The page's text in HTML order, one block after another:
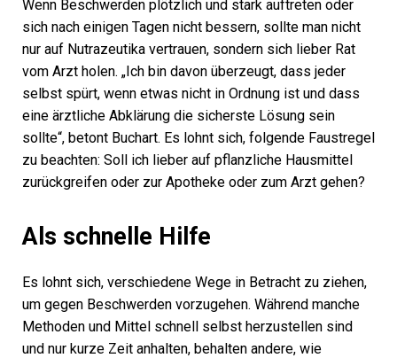
Wenn Beschwerden plötzlich und stark auftreten oder
sich nach einigen Tagen nicht bessern, sollte man nicht
nur auf Nutrazeutika vertrauen, sondern sich lieber Rat
vom Arzt holen. „Ich bin davon überzeugt, dass jeder
selbst spürt, wenn etwas nicht in Ordnung ist und dass
eine ärztliche Abklärung die sicherste Lösung sein
sollte“, betont Buchart. Es lohnt sich, folgende Faustregel
zu beachten: Soll ich lieber auf pflanzliche Hausmittel
zurückgreifen oder zur Apotheke oder zum Arzt gehen?
Als schnelle Hilfe
Es lohnt sich, verschiedene Wege in Betracht zu ziehen,
um gegen Beschwerden vorzugehen. Während manche
Methoden und Mittel schnell selbst herzustellen sind
und nur kurze Zeit anhalten, behalten andere, wie